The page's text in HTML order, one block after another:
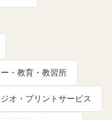
・教育・教習所
オ・プリントサービス